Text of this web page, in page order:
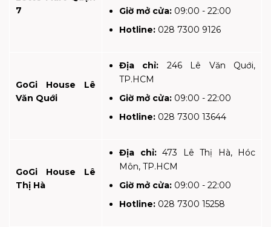
7
Giờ mở cửa: 09:00 - 22:00
Hotline: 028 7300 9126
GoGi House Lê
Văn Quới
Địa chỉ: 246 Lê Văn Quới,
TP.HCM
Giờ mở cửa: 09:00 - 22:00
Hotline: 028 7300 13644
GoGi House Lê
Thị Hà
Địa chỉ:473 Lê Thị Hà, Hóc
Môn, TP.HCM
Giờ mở cửa: 09:00 - 22:00
Hotline: 028 7300 15258